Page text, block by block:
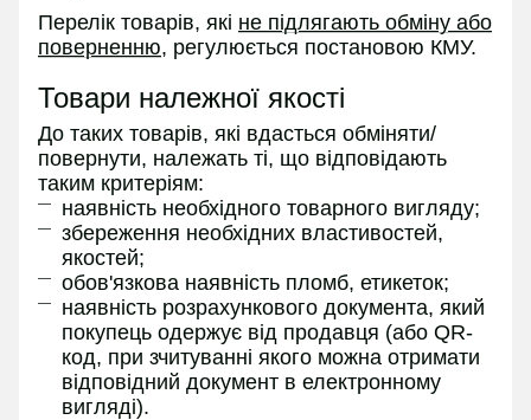
Перелік товарів, які не підлягають обміну або
поверненню, регулюється постановою КМУ.
Товари належної якості
До таких товарів, які вдасться обміняти/
повернути, належать ті, що відповідають
таким критеріям:
наявність необхідного товарного вигляду;
збереження необхідних властивостей,
якостей;
обов'язкова наявність пломб, етикеток;
наявність розрахункового документа, який
покупець одержує від продавця (або QR-
код, при зчитуванні якого можна отримати
відповідний документ в електронному
вигляді).